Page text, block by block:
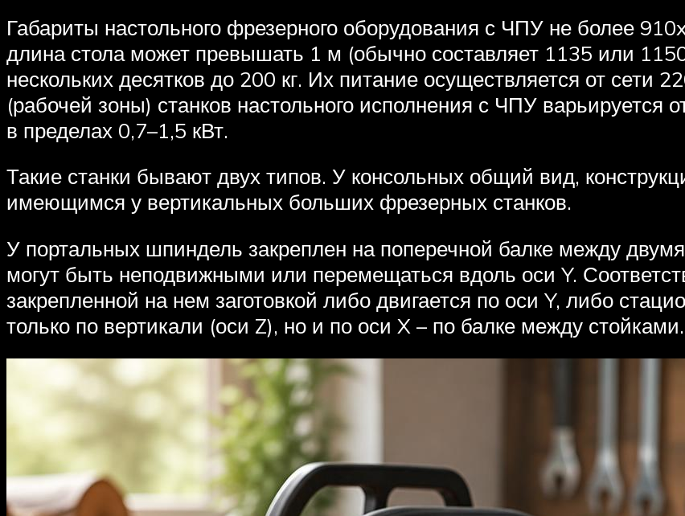
Габариты настольного фрезерного оборудования с ЧПУ не более
длина стола может превышать 1 м (обычно составляет 1135 или
нескольких десятков до 200 кг. Их питание осуществляется от сети
(рабочей зоны) станков настольного исполнения с ЧПУ
в пределах 0,7–1,5 кВт.
Такие станки бывают двух типов. У консольных общий вид,
имеющимся у вертикальных больших фрезерных станков.
У портальных шпиндель закреплен на поперечной балке между
могут быть неподвижными или перемещаться вдоль оси Y.
закрепленной на нем заготовкой либо двигается по оси Y, либо
только по вертикали (оси Z), но и по оси X – по балке между стойками.